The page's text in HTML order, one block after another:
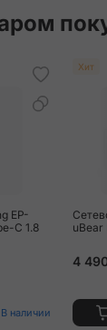
EP-
C 1.8
В наличии
Хит
uBear
4